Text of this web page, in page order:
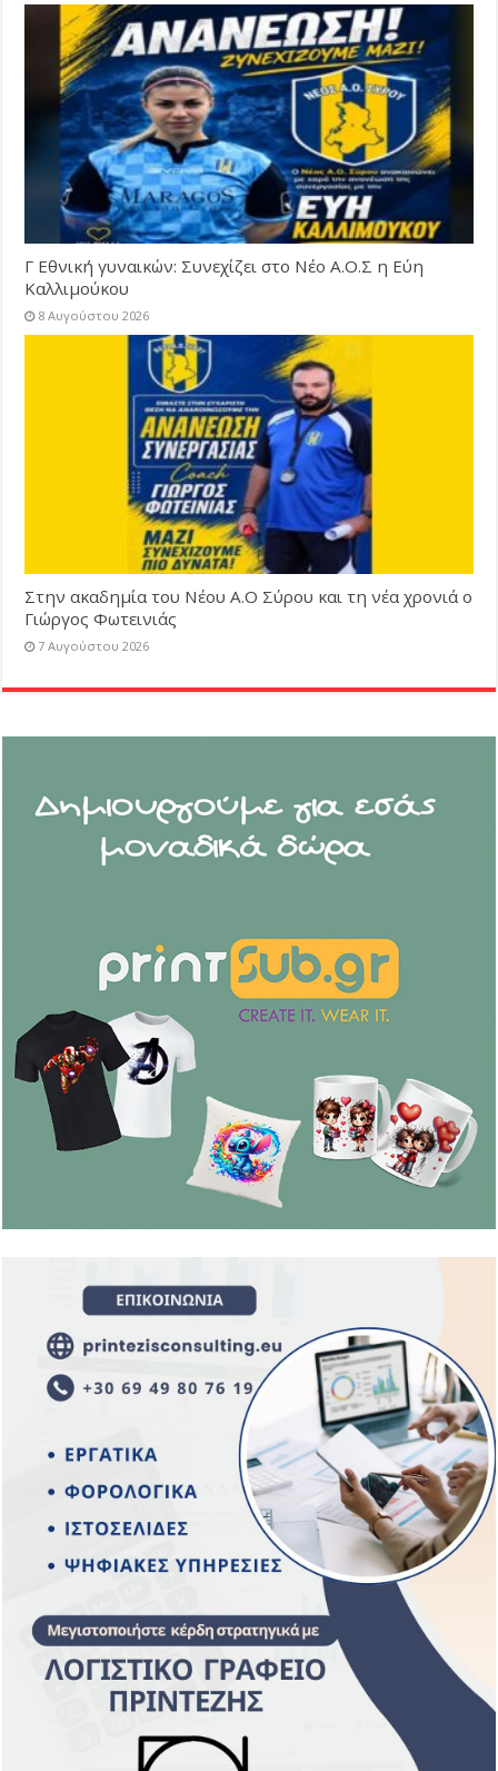
Γ Εθνική γυναικών: Συνεχίζει στο Νέο Α.Ο.Σ η Εύη
Καλλιμούκου
8 Αυγούστου 2026
Στην ακαδημία του Νέου Α.Ο Σύρου και τη νέα χρονιά ο
Γιώργος Φωτεινιάς
7 Αυγούστου 2026